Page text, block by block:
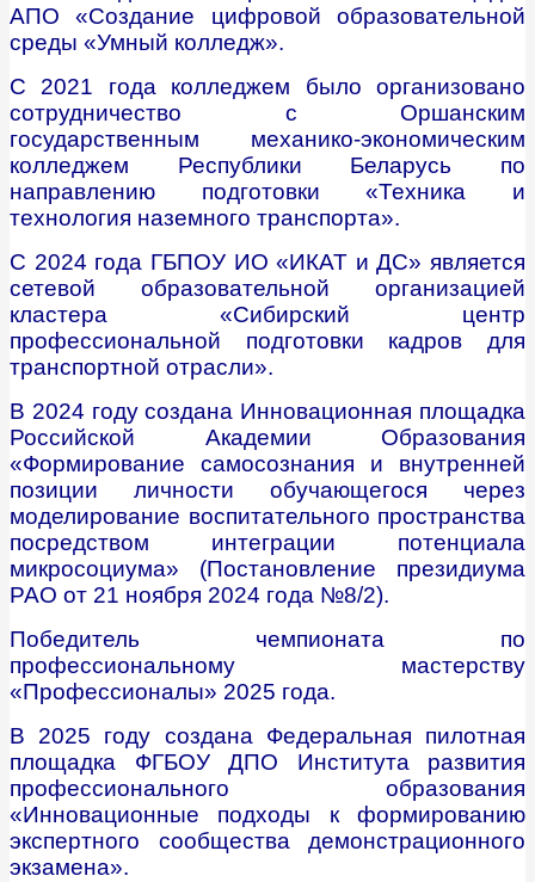
АПО «Создание цифровой образовательной
среды «Умный колледж».
С 2021 года колледжем было организовано
сотрудничество с Оршанским
государственным механико-экономическим
колледжем Республики Беларусь по
направлению подготовки «Техника и
технология наземного транспорта».
С 2024 года ГБПОУ ИО «ИКАТ и ДС» является
сетевой образовательной организацией
кластера «Сибирский центр
профессиональной подготовки кадров для
транспортной отрасли».
В 2024 году создана Инновационная площадка
Российской Академии Образования
«Формирование самосознания и внутренней
позиции личности обучающегося через
моделирование воспитательного пространства
посредством интеграции потенциала
микросоциума» (Постановление президиума
РАО от 21 ноября 2024 года №8/2).
Победитель чемпионата по
профессиональному мастерству
«Профессионалы» 2025 года.
В 2025 году создана Федеральная пилотная
площадка ФГБОУ ДПО Института развития
профессионального образования
«Инновационные подходы к формированию
экспертного сообщества демонстрационного
экзамена».